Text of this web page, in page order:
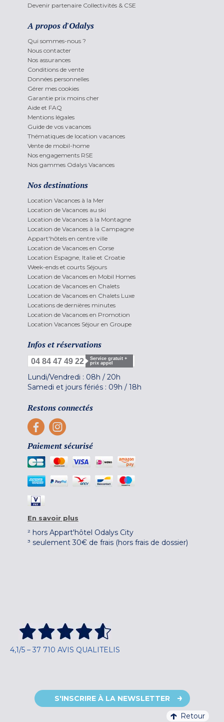
Devenir partenaire Collectivités & CSE
A propos d'Odalys
Qui sommes-nous ?
Nous contacter
Nos assurances
Conditions de vente
Données personnelles
Gérer mes cookies
Garantie prix moins cher
Aide et FAQ
Mentions légales
Guide de vos vacances
Thématiques de location vacances
Vente de mobil-home
Nos engagements RSE
Nos gammes Odalys Vacances
Nos destinations
Location Vacances à la Mer
Location de Vacances au ski
Location de Vacances à la Montagne
Location de Vacances à la Campagne
Appart'hôtels en centre ville
Location de Vacances en Corse
Location Espagne, Italie et Croatie
Week-ends et courts Séjours
Location de Vacances en Mobil Homes
Location de Vacances en Chalets
Location de Vacances en Chalets Luxe
Locations de dernières minutes
Location de Vacances en Promotion
Location Vacances Séjour en Groupe
Infos et réservations
04 84 47 49 22
Service gratuit +
prix appel
Lundi/Vendredi : 08h / 20h
Samedi et jours fériés : 09h / 18h
Restons connectés
Paiement sécurisé
En savoir plus
² hors Appart'hôtel Odalys City
³ seulement 30€ de frais (hors frais de dossier)
4,1/5 – 37 710 AVIS QUALITELIS
S'INSCRIRE À LA NEWSLETTER
Retour